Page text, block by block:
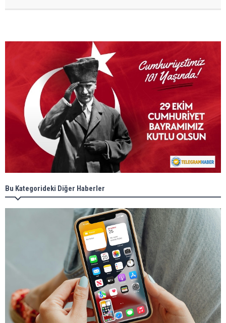
Bu Kategorideki Diğer Haberler